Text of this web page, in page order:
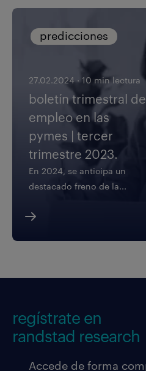
predicciones
27.02.2024 · 10 min lectura
boletín trimestral de
empleo en las
pymes | tercer
trimestre 2023.
En 2024, se anticipa un
destacado freno de la...
regístrate en
randstad research
Accede de forma